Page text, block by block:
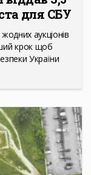
для СБУ
аукціонів
крок щоб
України